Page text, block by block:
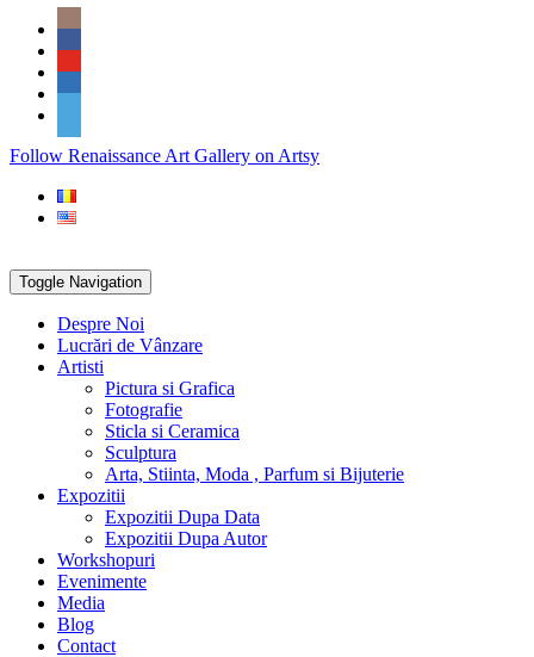
Skip
content
Social
Icons
PARTENER
Follow Renaissance Art Gallery on Artsy
Toggle Navigation
Despre Noi
Lucrări de Vânzare
Artisti
Pictura si Grafica
Fotografie
Sticla si Ceramica
Sculptura
Arta, Stiinta, Moda , Parfum si Bijuterie
Expozitii
Expozitii Dupa Data
Expozitii Dupa Autor
Workshopuri
Evenimente
Media
Blog
Contact